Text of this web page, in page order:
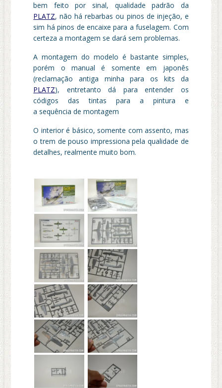
bem feito por sinal, qualidade padrão da
PLATZ, não há rebarbas ou pinos de injeção, e
sim há pinos de encaixe para a fuselagem. Com
certeza a montagem se dará sem problemas.
A montagem do modelo é bastante simples,
porém o manual é somente em japonês
(reclamação antiga minha para os kits da
PLATZ), entretanto dá para entender os
códigos das tintas para a pintura e
a sequência de montagem
O interior é básico, somente com assento, mas
o trem de pouso impressiona pela qualidade de
detalhes, realmente muito bom.